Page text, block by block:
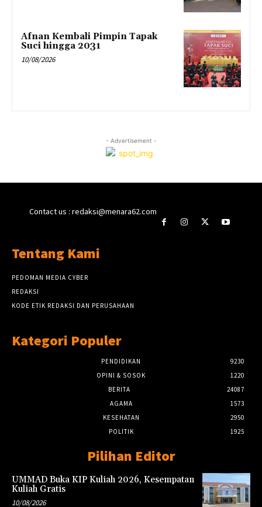
Afnan Kembali Pimpin Tapak
Suci hingga 2031
10/08/2026
- Advertisement -
Contact us : redaksi@menara62.com
Tentang Kami
PEDOMAN MEDIA CYBER
REDAKSI
KODE ETIK REDAKSI DAN PERUSAHAAN
Kategori Populer
PENDIDIKAN
9230
OPINI & SOSOK
1220
BERITA
24087
AGAMA
1573
KESEHATAN
2950
POLITIK
1925
Pilihan Editor
UMMAD Buka KIP Kuliah 2026, Kesempatan
Kuliah Gratis
10/08/2026